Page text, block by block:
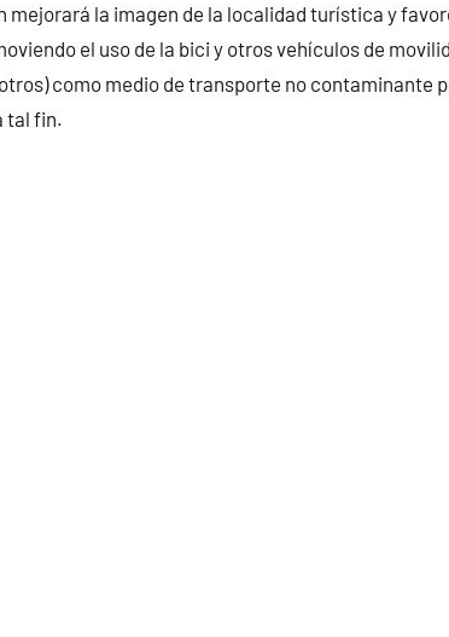
mejorará la imagen de la localidad turística y
el uso de la bici y otros vehículos de
como medio de transporte no contaminante
tal fin.